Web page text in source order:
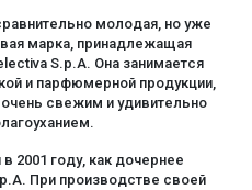
молодая, но уже
марка, принадлежащая
S.p.A. Она занимается
и парфюмерной продукции,
свежим и удивительно
2001 году, как дочернее
При производстве своей